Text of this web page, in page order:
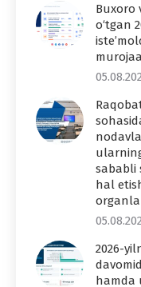
Buxoro
o‘tgan
sababli
hal
2026-
hamda